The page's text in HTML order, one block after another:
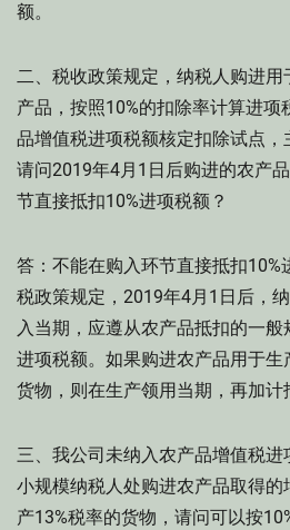
额。
二、税收政策规定，纳税人购进用
产品，按照10%的扣除率计算进
品增值税进项税额核定扣除试点，
请问2019年4月1日后购进的农产
节直接抵扣10%进项税额？
答：不能在购入环节直接抵扣10%
税政策规定，2019年4月1日后，
入当期，应遵从农产品抵扣的一般
进项税额。如果购进农产品用于
货物，则在生产领用当期，再加计
三、我公司未纳入农产品增值税
小规模纳税人处购进农产品取得
产13%税率的货物，请问可以按